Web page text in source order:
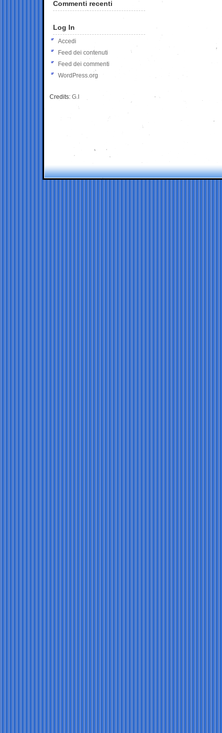
Commenti recenti
Log In
Accedi
Feed dei contenuti
Feed dei commenti
WordPress.org
Credits: G.I